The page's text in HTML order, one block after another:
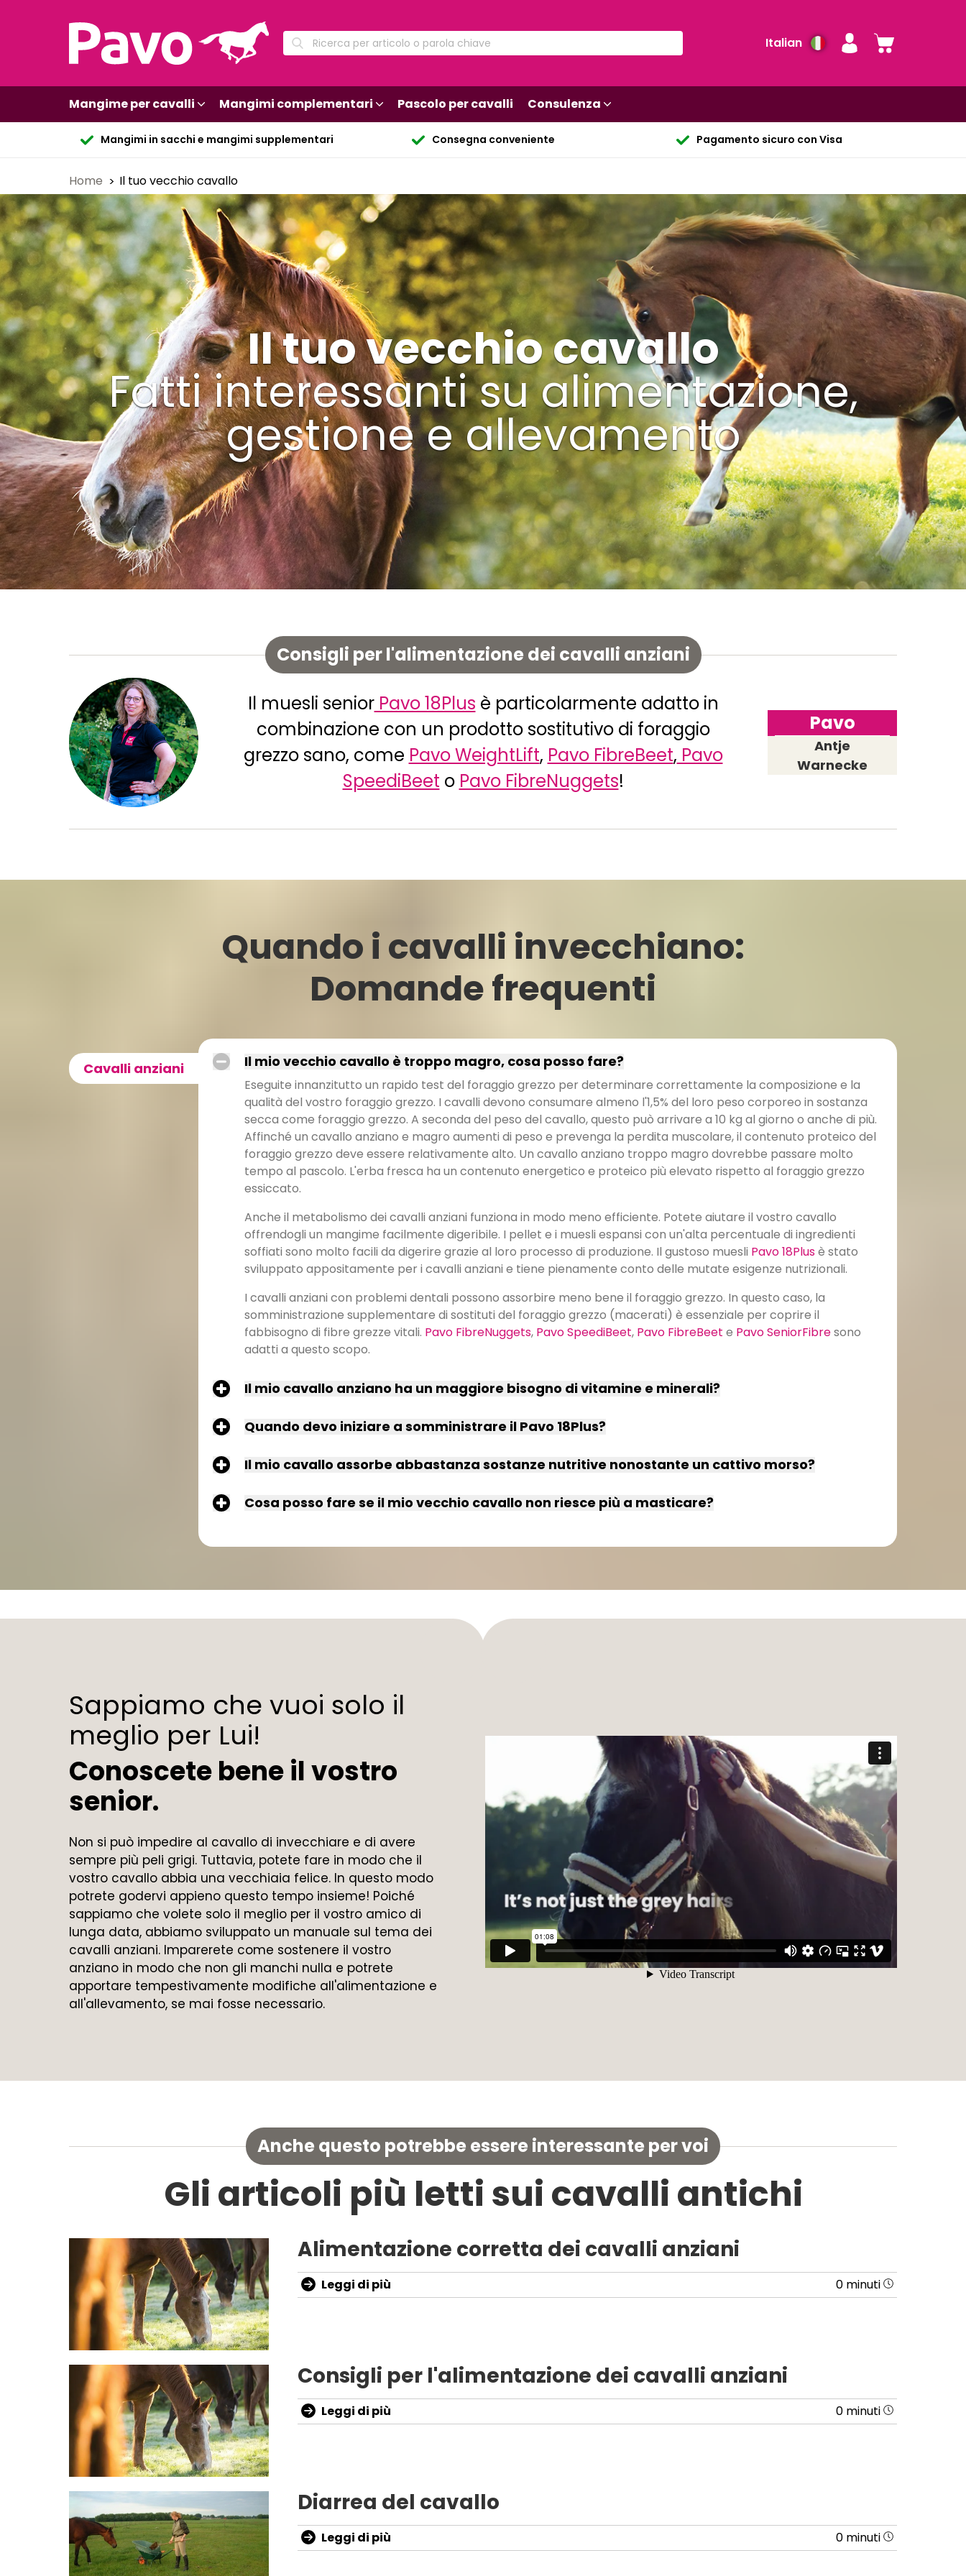
Italian
Mangime per cavalli Mangimi complementari Pascolo per cavalli Consulenza
Mangimi in sacchi e mangimi supplementari Consegna conveniente Pagamento sicuro con Visa
Home Il tuo vecchio cavallo
Il tuo vecchio cavallo
Fatti interessanti su alimentazione,
gestione e allevamento
Consigli per l'alimentazione dei cavalli anziani
Il muesli seniorPavo 18Plus è particolarmente adatto in
combinazione con un prodotto sostitutivo di foraggio
grezzo sano, come Pavo WeightLift, Pavo FibreBeet, Pavo
SpeediBeet o Pavo FibreNuggets!
Pavo
Antje
Warnecke
Quando i cavalli invecchiano:
Domande frequenti
Cavalli anziani Il mio vecchio cavallo è troppo magro, cosa posso fare?
Eseguite innanzitutto un rapido test del foraggio grezzo per determinare correttamente la composizione e la
qualità del vostro foraggio grezzo. I cavalli devono consumare almeno l'1,5% del loro peso corporeo in sostanza
secca come foraggio grezzo. A seconda del peso del cavallo, questo può arrivare a 10 kg al giorno o anche di più.
Affinché un cavallo anziano e magro aumenti di peso e prevenga la perdita muscolare, il contenuto proteico del
foraggio grezzo deve essere relativamente alto. Un cavallo anziano troppo magro dovrebbe passare molto
tempo al pascolo. L'erba fresca ha un contenuto energetico e proteico più elevato rispetto al foraggio grezzo
essiccato.
Anche il metabolismo dei cavalli anziani funziona in modo meno efficiente. Potete aiutare il vostro cavallo
offrendogli un mangime facilmente digeribile. I pellet e i muesli espansi con un'alta percentuale di ingredienti
soffiati sono molto facili da digerire grazie al loro processo di produzione. Il gustoso muesli Pavo 18Plusè stato
sviluppato appositamente per i cavalli anziani e tiene pienamente conto delle mutate esigenze nutrizionali.
I cavalli anziani con problemi dentali possono assorbire meno bene il foraggio grezzo. In questo caso, la
somministrazione supplementare di sostituti del foraggio grezzo (macerati) è essenziale per coprire il
fabbisogno di fibre grezze vitali. Pavo FibreNuggets, Pavo SpeediBeet, Pavo FibreBeet e Pavo SeniorFibresono
adatti a questo scopo.
Il mio cavallo anziano ha un maggiore bisogno di vitamine e minerali?
Quando devo iniziare a somministrare il Pavo 18Plus?
Il mio cavallo assorbe abbastanza sostanze nutritive nonostante un cattivo morso?
Cosa posso fare se il mio vecchio cavallo non riesce più a masticare?
Sappiamo che vuoi solo il
meglio per Lui!
Conoscete bene il vostro
senior.
Non si può impedire al cavallo di invecchiare e di avere
sempre più peli grigi. Tuttavia, potete fare in modo che il
vostro cavallo abbia una vecchiaia felice. In questo modo
potrete godervi appieno questo tempo insieme! Poiché
sappiamo che volete solo il meglio per il vostro amico di
lunga data, abbiamo sviluppato un manuale sul tema dei
cavalli anziani. Imparerete come sostenere il vostro
anziano in modo che non gli manchi nulla e potrete
apportare tempestivamente modifiche all'alimentazione e
all'allevamento, se mai fosse necessario.
Anche questo potrebbe essere interessante per voi
Gli articoli più letti sui cavalli antichi
Alimentazione corretta dei cavalli anziani
Leggi di più 0 minuti
Consigli per l'alimentazione dei cavalli anziani
Leggi di più 0 minuti
Diarrea del cavallo
Leggi di più 0 minuti